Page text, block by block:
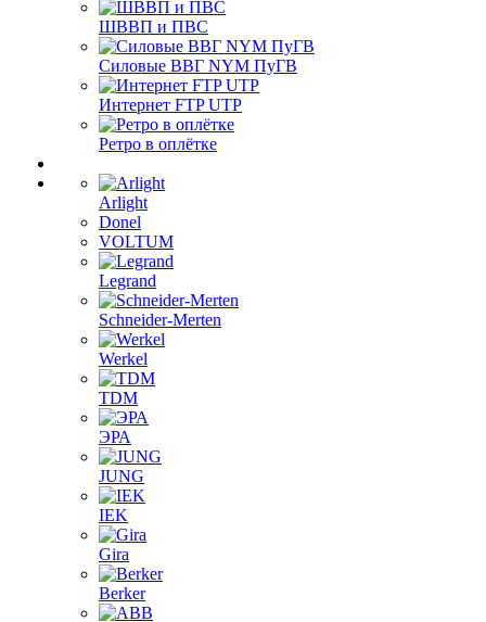
ШВВП и ПВС
Силовые ВВГ NYM ПуГВ
Интернет FTP UTP
Ретро в оплётке
Arlight
Donel
VOLTUM
Legrand
Schneider-Merten
Werkel
TDM
ЭРА
JUNG
IEK
Gira
Berker